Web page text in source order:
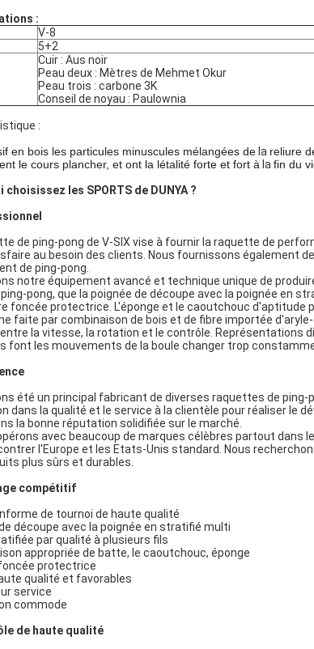
:
V-8
5+2
Cuir : Aus noir
Peau deux : Mètres de Mehmet Okur
Peau trois : carbone 3K
Conseil de noyau : Paulownia
:
en bois les particules minuscules mélangées de la reliure
le cours plancher, et ont la létalité forte et fort à la fin du
choisissez les SPORTS de DUNYA ?
de ping-pong de V-SIX vise à fournir la raquette de
au besoin des clients. Nous fournissons également
de ping-pong.
notre équipement avancé et technique unique de
pong, que la poignée de découpe avec la poignée en
foncée protectrice. L'éponge et le caoutchouc d'aptitude
faite par combinaison de bois et de fibre importée
la vitesse, la rotation et le contrôle. Représentations
font les mouvements de la boule changer trop
été un principal fabricant de diverses raquettes de ping-
dans la qualité et le service à la clientèle pour réaliser le
la bonne réputation solidifiée sur le marché.
avec beaucoup de marques célèbres partout dans
l'Europe et les Etats-Unis standard. Nous
plus sûrs et durables.
compétitif
de tournoi de haute qualité
découpe avec la poignée en stratifié multi
par qualité à plusieurs fils
appropriée de batte, le caoutchouc, éponge
protectrice
qualité et favorables
service
commode
de haute qualité